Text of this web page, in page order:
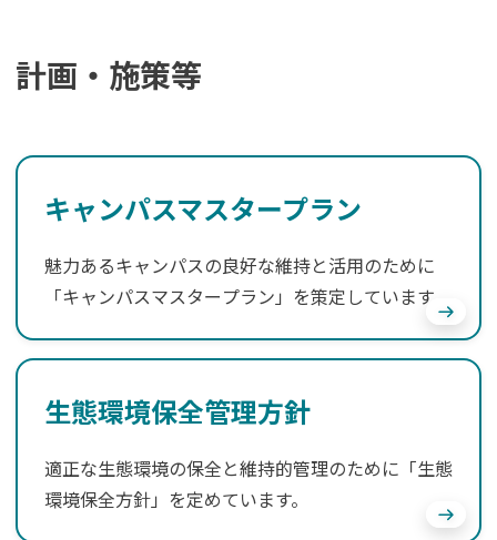
計画・施策等
キャンパスマスタープラン
魅力あるキャンパスの良好な維持と活用のために
「キャンパスマスタープラン」を策定しています。
生態環境保全管理方針
適正な生態環境の保全と維持的管理のために「生態
環境保全方針」を定めています。